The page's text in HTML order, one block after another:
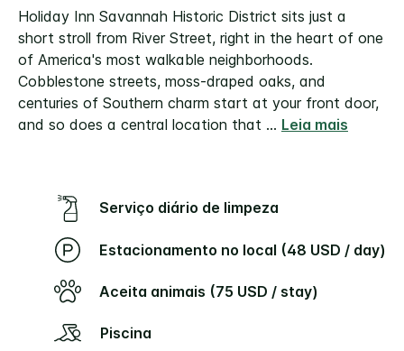
Holiday Inn Savannah Historic District sits just a
short stroll from River Street, right in the heart of one
of America's most walkable neighborhoods.
Cobblestone streets, moss-draped oaks, and
centuries of Southern charm start at your front door,
and so does a central location that ... Leia mais
Serviço diário de limpeza
Estacionamento no local (48 USD / day)
Aceita animais (75 USD / stay)
Piscina